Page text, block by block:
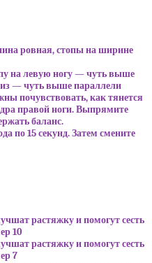
ровная, стопы на ширине
на левую ногу — чуть выше
— чуть выше параллели
почувствовать, как тянется
правой ноги. Выпрямите
баланс.
по 15 секунд. Затем смените